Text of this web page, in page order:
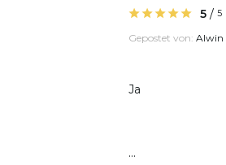
5/ 5
Gepostet von: Alwin
Ja
...